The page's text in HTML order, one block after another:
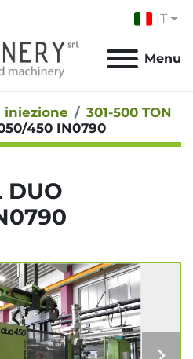
IT
Menu
iniezione
301-500 TON
450 IN0790
DUO